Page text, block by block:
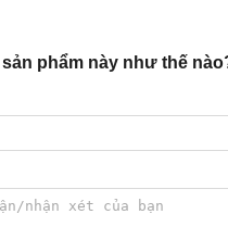
máy được nhiều người
sản phẩm này như thế